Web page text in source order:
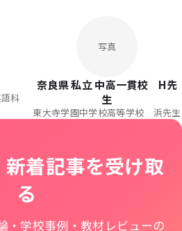
科
写真
奈良県 私立 中高一貫校 H先
生
東大寺学園中学校高等学校 浜先生
新着記事を受け取
る
・学校事例・教材レビューの